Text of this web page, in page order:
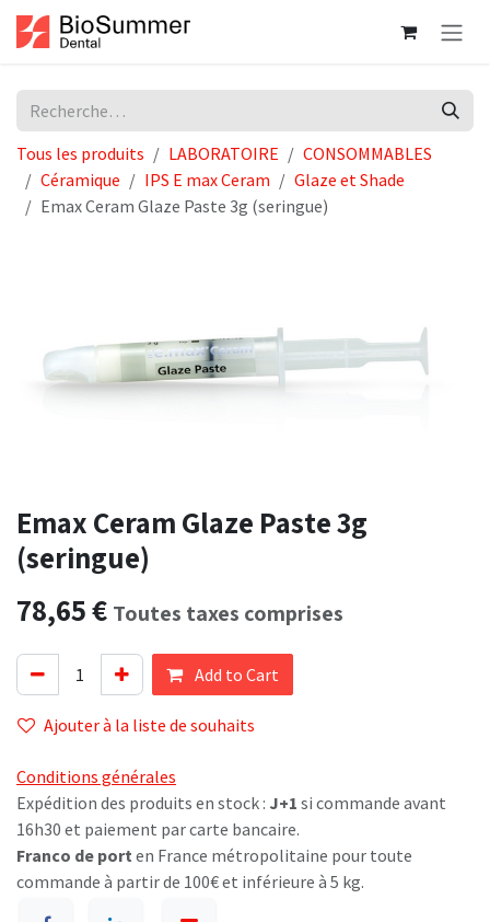
Se rendre au contenu
Tous les produits LABORATOIRE
CONSOMMABLES
Céramique
IPS E max Ceram
Glaze et Shade
Emax Ceram Glaze Paste 3g (seringue)
Emax Ceram Glaze Paste 3g
(seringue)
78,65€ Toutes taxes comprises
Add to Cart
Ajouter à la liste de souhaits
Conditions générales
Expédition des produits en stock : J+1 si commande avant
16h30 et paiement par carte bancaire.
Franco de port en France métropolitaine pour toute
commande à partir de 100€ et inférieure à 5 kg.